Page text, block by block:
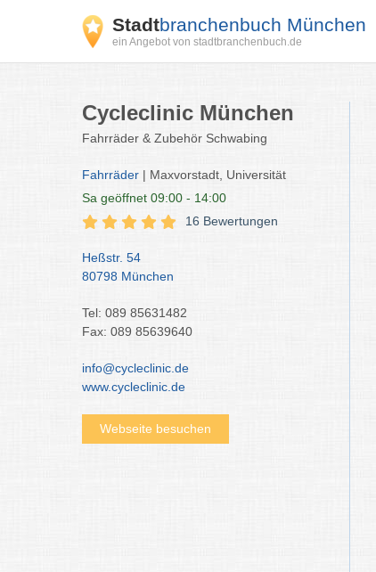
Stadtbranchenbuch München
ein Angebot von stadtbranchenbuch.de
Cycleclinic München
Fahrräder & Zubehör Schwabing
Fahrräder | Maxvorstadt, Universität
Sa geöffnet 09:00 - 14:00
16 Bewertungen
Heßstr. 54
80798 München
Tel: 089 85631482
Fax: 089 85639640
info@cycleclinic.de
www.cycleclinic.de
Webseite besuchen